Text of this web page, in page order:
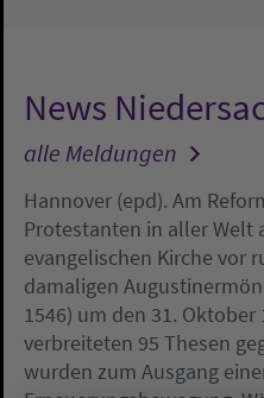
News
alle Meldungen
Hannover (epd). Am
Protestanten in aller Welt
evangelischen Kirche vor
damaligen
1546) um den 31.
verbreiteten 95 Thesen
wurden zum Ausgang